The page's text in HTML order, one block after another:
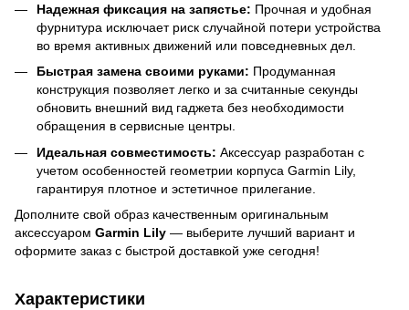
Надежная фиксация на запястье: Прочная и удобная
фурнитура исключает риск случайной потери устройства
во время активных движений или повседневных дел.
Быстрая замена своими руками: Продуманная
конструкция позволяет легко и за считанные секунды
обновить внешний вид гаджета без необходимости
обращения в сервисные центры.
Идеальная совместимость: Аксессуар разработан с
учетом особенностей геометрии корпуса Garmin Lily,
гарантируя плотное и эстетичное прилегание.
Дополните свой образ качественным оригинальным
аксессуаром Garmin Lily — выберите лучший вариант и
оформите заказ с быстрой доставкой уже сегодня!
Характеристики